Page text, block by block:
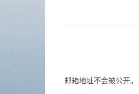
邮箱地址不会被公开。